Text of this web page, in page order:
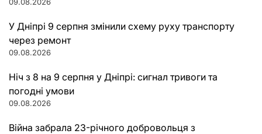
У Дніпрі 9 серпня змінили схему руху транспорту
через ремонт
09.08.2026
Ніч з 8 на 9 серпня у Дніпрі: сигнал тривоги та
погодні умови
09.08.2026
Війна забрала 23-річного добровольця з